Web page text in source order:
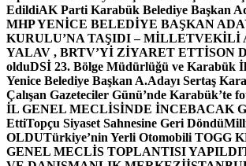
EdildiAK Parti Karabük Belediye Başkan
MHP YENİCE BELEDİYE BAŞKAN
KURULU’NA TAŞIDI – MİLLETVEKİLİ
YALAV , BRTV’Yİ ZİYARET ETTİSON
olduDSİ 23. Bölge Müdürlüğü ve Karabük İl
Yenice Belediye Başkan A.Adayı Sertaş
Çalışan Gazeteciler Günü’nde Karabük’te
İL GENEL MECLİSİNDE İNCEBACAK
EttiTopçu Siyaset Sahnesine Geri Döndü
OLDUTürkiye’nin Yerli Otomobili TOGG
GENEL MECLİS TOPLANTISI YAPILDI